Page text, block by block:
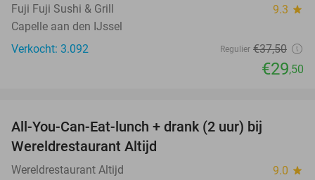
Fuji Fuji Sushi & Grill 9.3 star
Capelle aan den IJssel
Verkocht: 3.092
Regulier €37,50
€29,50
All-You-Can-Eat-lunch + drank (2 uur) bij
Wereldrestaurant Altijd
Wereldrestaurant Altijd 9.0 star